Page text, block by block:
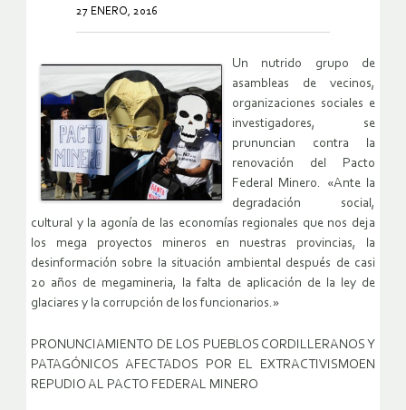
27 ENERO, 2016
Un nutrido grupo de
asambleas de vecinos,
organizaciones sociales e
investigadores, se
prununcian contra la
renovación del Pacto
Federal Minero. «Ante la
degradación social,
cultural y la agonía de las economías regionales que nos deja
los mega proyectos mineros en nuestras provincias, la
desinformación sobre la situación ambiental después de casi
20 años de megamineria, la falta de aplicación de la ley de
glaciares y la corrupción de los funcionarios.»
PRONUNCIAMIENTO DE LOS PUEBLOS CORDILLERANOS Y
PATAGÓNICOS AFECTADOS POR EL EXTRACTIVISMOEN
REPUDIO AL PACTO FEDERAL MINERO